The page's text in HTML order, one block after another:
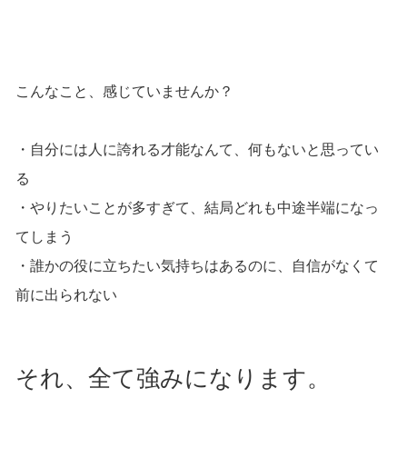
こんなこと、感じていませんか？
・自分には人に誇れる才能なんて、何もないと思ってい
る
・やりたいことが多すぎて、結局どれも中途半端になっ
てしまう
・誰かの役に立ちたい気持ちはあるのに、自信がなくて
前に出られない
それ、全て強みになります。